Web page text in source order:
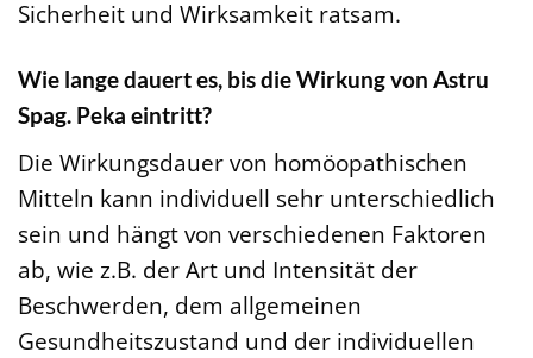
Sicherheit und Wirksamkeit ratsam.
Wie lange dauert es, bis die Wirkung von Astru
Spag. Peka eintritt?
Die Wirkungsdauer von homöopathischen
Mitteln kann individuell sehr unterschiedlich
sein und hängt von verschiedenen Faktoren
ab, wie z.B. der Art und Intensität der
Beschwerden, dem allgemeinen
Gesundheitszustand und der individuellen